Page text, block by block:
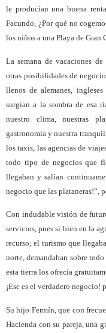
le producían una buena
Facundo, ¿Por qué no
los niños a una Playa de Gran
La semana de vacaciones
otras posibilidades de
llenos de alemanes,
surgían a la sombra de esa
nuestro clima, nuestras
gastronomía y nuestra
los taxis, las agencias de
todo tipo de negocios que
llegaban y salían
negocio que las plataneras!”,
Con indudable visión de
servicios, pues si bien en la
recurso, el turismo que
norte, demandaban sobre
esta tierra los ofrecía
¡Ese es el verdadero negocio!
Su hijo Fermín, que con
Hacienda con su pareja, una